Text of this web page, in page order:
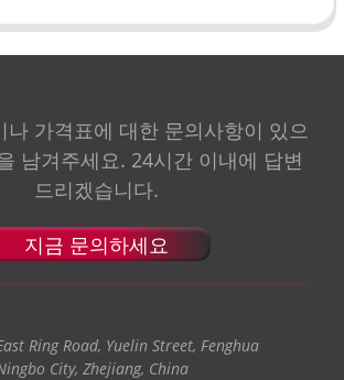
나 가격표에 대한 문의사항이 있으
남겨주세요. 24시간 이내에 답변
드리겠습니다.
지금 문의하세요
Ring Road, Yuelin Street, Fenghua
City, Zhejiang, China